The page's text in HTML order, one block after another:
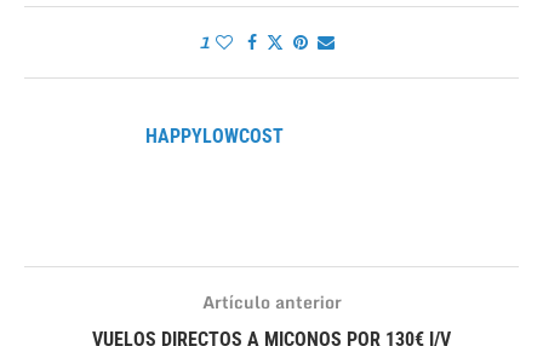
1
HAPPYLOWCOST
Artículo anterior
VUELOS DIRECTOS A MICONOS POR 130€ I/V